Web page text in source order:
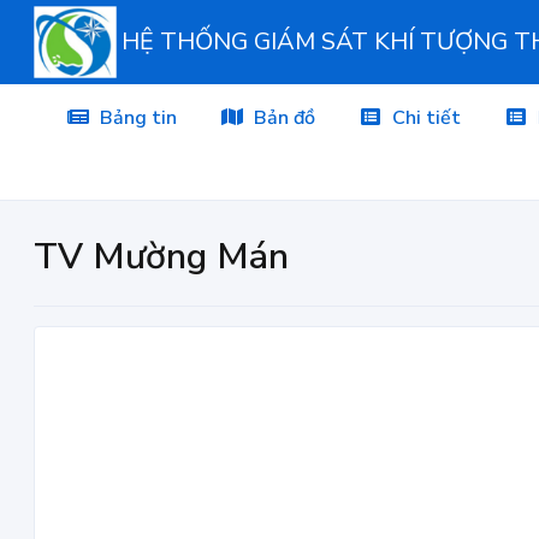
HỆ THỐNG GIÁM SÁT KHÍ TƯỢNG
Bảng tin Bản đồ Chi tiết
TV Mường Mán